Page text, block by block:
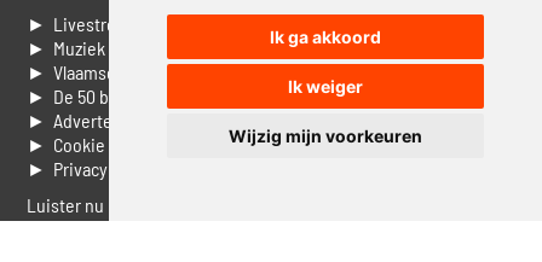
Ik ga akkoord
Ik weiger
Wijzig mijn voorkeuren
► Livestream informatie
► Muziek opzoeken
► Vlaamse 100 Aller tijden
► De 50 beste van...
► Adverteren op Jouwradio
► Cookie voorkeuren wijzigen
► Privacyinformatie
Luister nu naar Jouwradio! De beste Nederlandstalige muziek
uit de lage landen hoor je hier al 20 jaar. In digitale kwaliteit op je